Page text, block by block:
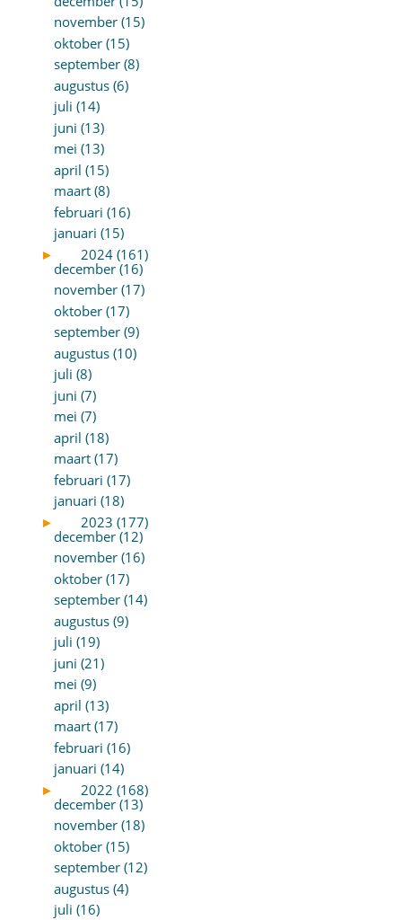
november (15)
oktober (15)
september (8)
augustus (6)
juli (14)
juni (13)
mei (13)
april (15)
maart (8)
februari (16)
januari (15)
►
2024 (161)
december (16)
november (17)
oktober (17)
september (9)
augustus (10)
juli (8)
juni (7)
mei (7)
april (18)
maart (17)
februari (17)
januari (18)
►
2023 (177)
december (12)
november (16)
oktober (17)
september (14)
augustus (9)
juli (19)
juni (21)
mei (9)
april (13)
maart (17)
februari (16)
januari (14)
►
2022 (168)
december (13)
november (18)
oktober (15)
september (12)
augustus (4)
juli (16)